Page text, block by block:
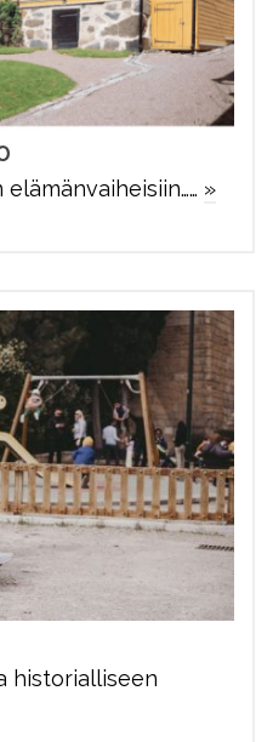
»
historialliseen